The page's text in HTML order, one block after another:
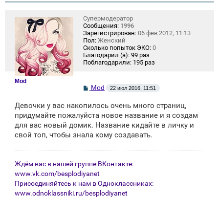
Mod
Супермодератор
Сообщения: 1996
Зарегистрирован: 06 фев 2012, 11:13
Пол: Женский
Сколько попыток ЭКО: 0
Благодарил (а): 99 раз
Поблагодарили: 195 раз
С
б
щ
н
и
Mod 22 июл 2016, 11:51
Девочки у вас накопилось очень много страниц,
придумайте пожалуйста новое название и я создам
для вас новый домик. Название кидайте в личку и
свой топ, чтобы знала кому создавать.
Ждём вас в нашей группе ВКонтакте:
www.vk.com/besplodiyanet
Присоединяйтесь к нам в Одноклассниках:
www.odnoklassniki.ru/besplodiyanet